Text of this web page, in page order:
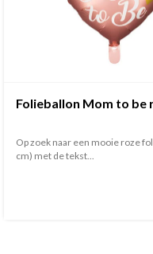
Folieballon Mom to be
Op zoek naar een mooie roze
cm) met de tekst...